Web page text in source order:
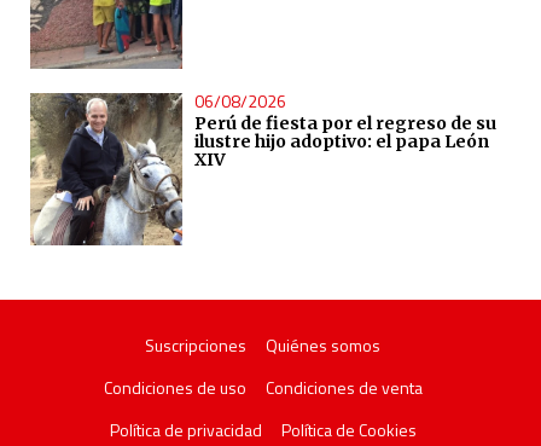
06/08/2026
Perú de fiesta por el regreso de su
ilustre hijo adoptivo: el papa León
XIV
Suscripciones
Quiénes somos
Condiciones de uso
Condiciones de venta
Política de privacidad
Política de Cookies